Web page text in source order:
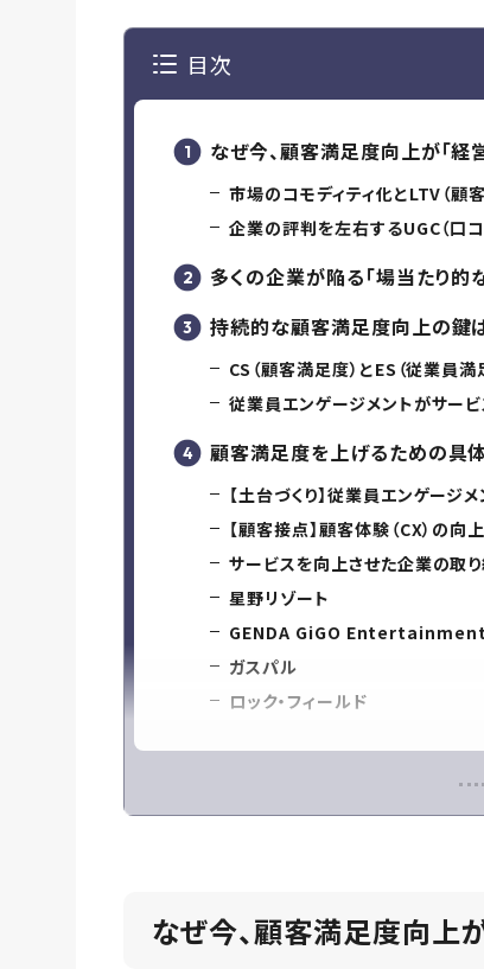
目次
なぜ今、顧客満足度向上が「経
市場のコモディティ化とLTV（顧
企業の評判を左右するUGC（口
多くの企業が陥る「場当たり的
持続的な顧客満足度向上の鍵
CS（顧客満足度）とES（従業員
従業員エンゲージメントがサー
顧客満足度を上げるための具
【土台づくり】従業員エンゲージ
【顧客接点】顧客体験（CX）の向上
サービスを向上させた企業の取
星野リゾート
GENDA GiGO
ガスパル
ロック・フィールド
なぜ今、顧客満足度向上